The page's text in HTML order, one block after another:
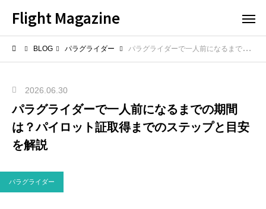
Flight Magazine
BLOG パラグライダー パラグライダーで一人前になるまでの期間は？パイロット証取得までのステップと目安を解説
2026.06.30
パラグライダーで一人前になるまでの期間
は？パイロット証取得までのステップと目安
を解説
パラグライダー